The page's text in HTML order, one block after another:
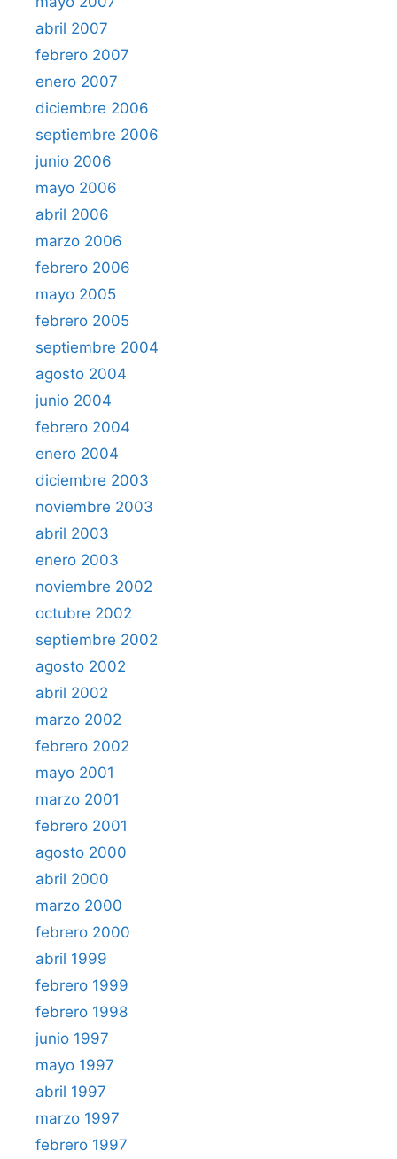
abril 2007
febrero 2007
enero 2007
diciembre 2006
septiembre 2006
junio 2006
mayo 2006
abril 2006
marzo 2006
febrero 2006
mayo 2005
febrero 2005
septiembre 2004
agosto 2004
junio 2004
febrero 2004
enero 2004
diciembre 2003
noviembre 2003
abril 2003
enero 2003
noviembre 2002
octubre 2002
septiembre 2002
agosto 2002
abril 2002
marzo 2002
febrero 2002
mayo 2001
marzo 2001
febrero 2001
agosto 2000
abril 2000
marzo 2000
febrero 2000
abril 1999
febrero 1999
febrero 1998
junio 1997
mayo 1997
abril 1997
marzo 1997
febrero 1997